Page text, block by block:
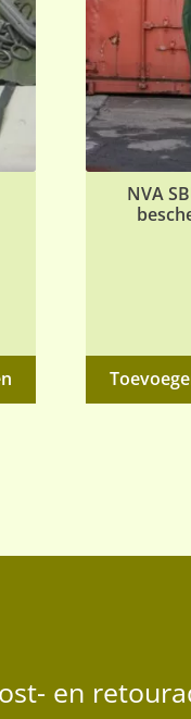
NVA
en